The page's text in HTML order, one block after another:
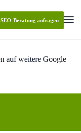
SEO-Beratung anfragen
auf weitere Google